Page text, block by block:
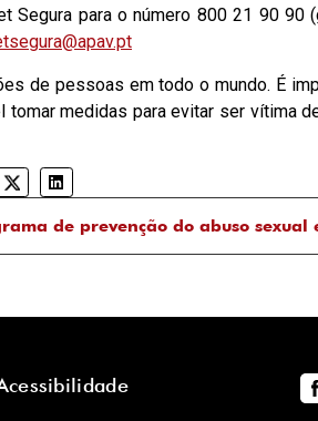
Segura para o número 800 21 90 90
de pessoas em todo o mundo. É
tomar medidas para evitar ser vítima
de prevenção do abuso